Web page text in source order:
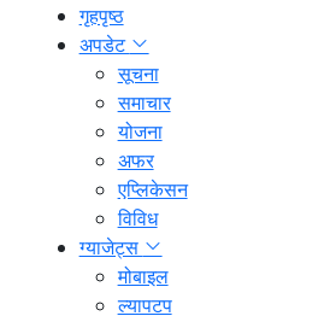
गृहपृष्ठ
अपडेट
सूचना
समाचार
योजना
अफर
एप्लिकेसन
विविध
ग्याजेट्स
मोबाइल
ल्यापटप